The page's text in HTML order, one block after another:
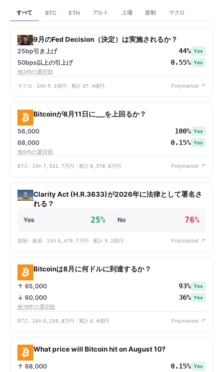
すべて BTC ETH アルト 上場 規制 マクロ
9月のFed Decision（決定）は実施されるか？
25bp引き上げ 44% Yes
50bps以上の引上げ 0.55% Yes
他3件の選択肢
マクロ · 24h 5.3億円 · 累計 37.4億円 Polymarket ↗
Bitcoinが8月11日に___を上回るか？
56,000 100% Yes
68,000 0.15% Yes
他9件の選択肢
BTC · 24h 7,531.7万円 · 累計 8,578.8万円 Polymarket ↗
Clarity Act (H.R.3633)が2026年に法律として署名さ
れる？
Yes 25% No 76%
規制・政策 · 24h 6,479.7万円 · 累計 9.2億円 Polymarket ↗
Bitcoinは8月に何ドルに到達するか？
↑ 65,000 93% Yes
↓ 60,000 36% Yes
他18件の選択肢
BTC · 24h 6,239.8万円 · 累計 6.4億円 Polymarket ↗
What price will Bitcoin hit on August 10?
↑ 68,000 0.15% Yes